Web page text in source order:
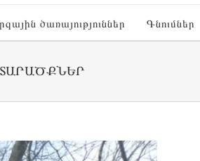
ծառայություններ Գնումներ